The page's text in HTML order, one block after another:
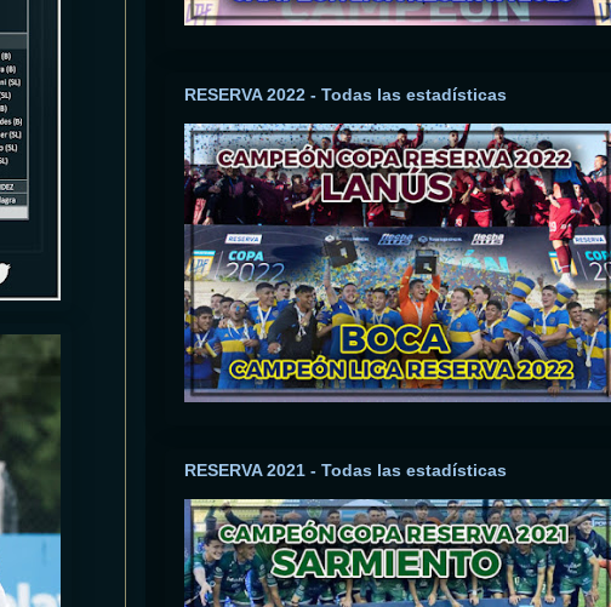
RESERVA 2022 - Todas las estadísticas
RESERVA 2021 - Todas las estadísticas